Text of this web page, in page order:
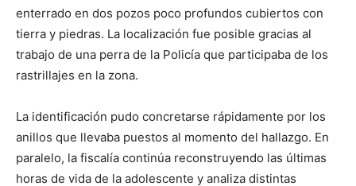
enterrado en dos pozos poco profundos cubiertos con
tierra y piedras. La localización fue posible gracias al
trabajo de una perra de la Policía que participaba de los
rastrillajes en la zona.
La identificación pudo concretarse rápidamente por los
anillos que llevaba puestos al momento del hallazgo. En
paralelo, la fiscalía continúa reconstruyendo las últimas
horas de vida de la adolescente y analiza distintas